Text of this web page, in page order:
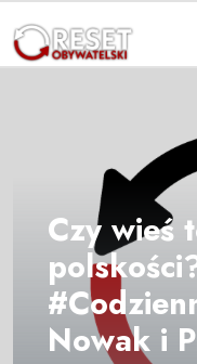
Czy wieś
Nowak i